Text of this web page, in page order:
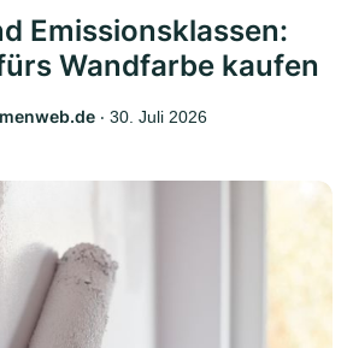
Emissionsklassen:
Wandfarbe kaufen
‧ 30. Juli 2026